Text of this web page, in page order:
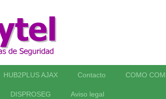
HUB2PLUS AJAX Contacto COMO
DISPROSEG Aviso legal